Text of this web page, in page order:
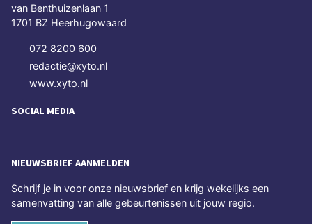
van Benthuizenlaan 1
1701 BZ Heerhugowaard
072 8200 600
redactie@xyto.nl
www.xyto.nl
SOCIAL MEDIA
NIEUWSBRIEF AANMELDEN
Schrijf je in voor onze nieuwsbrief en krijg wekelijks een
samenvatting van alle gebeurtenissen uit jouw regio.